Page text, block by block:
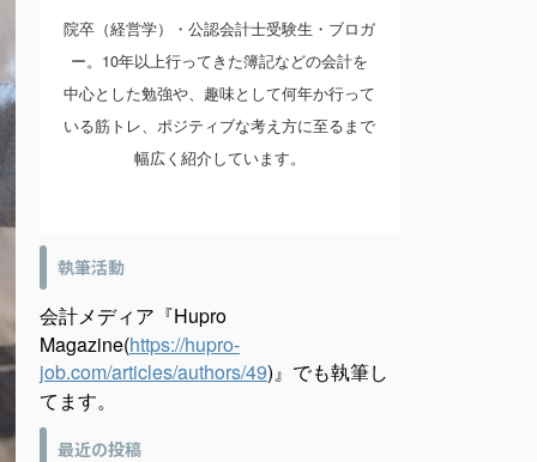
院卒（経営学）・公認会計士受験生・ブロガ
ー。10年以上行ってきた簿記などの会計を
中心とした勉強や、趣味として何年か行って
いる筋トレ、ポジティブな考え方に至るまで
幅広く紹介しています。
執筆活動
会計メディア『Hupro
Magazine(https://hupro-
job.com/articles/authors/49)』でも執筆し
てます。
最近の投稿